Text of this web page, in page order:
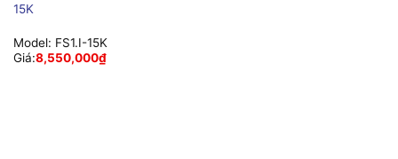
15K
Model: FS1.I-15K
Giá:8,550,000₫